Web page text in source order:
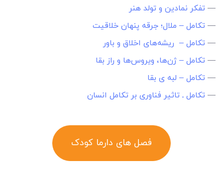
— تفکر نمادین و تولد هنر
— تکامل – ملال؛ جرقه‌ پنهان خلاقیت
— تکامل – ریشه‌های اخلاق و باور
— تکامل – ژن‌ها، ویروس‌ها و راز بقا
— تکامل – لبه ی بقا
— تکامل ـ تاثیر فناوری بر تکامل انسان
فصل های دارما کودک